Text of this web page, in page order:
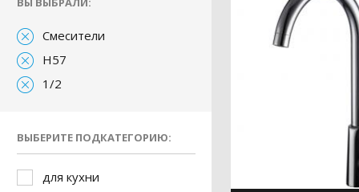
Смесители
H57
1/2
ВЫБЕРИТЕ ПОДКАТЕГОРИЮ:
для кухни